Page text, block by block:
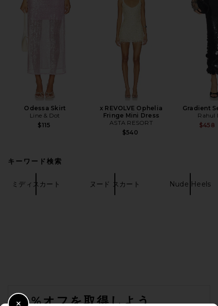
Odessa Skirt
Line & Dot
$115
x REVOLVE Ophelia
Fringe Mini Dress
ASTA RESORT
$540
Gradient
Rahul
$458
キーワード検索
ミディスカート ヌード スカート Nude Heels
10%オフを取得しよう